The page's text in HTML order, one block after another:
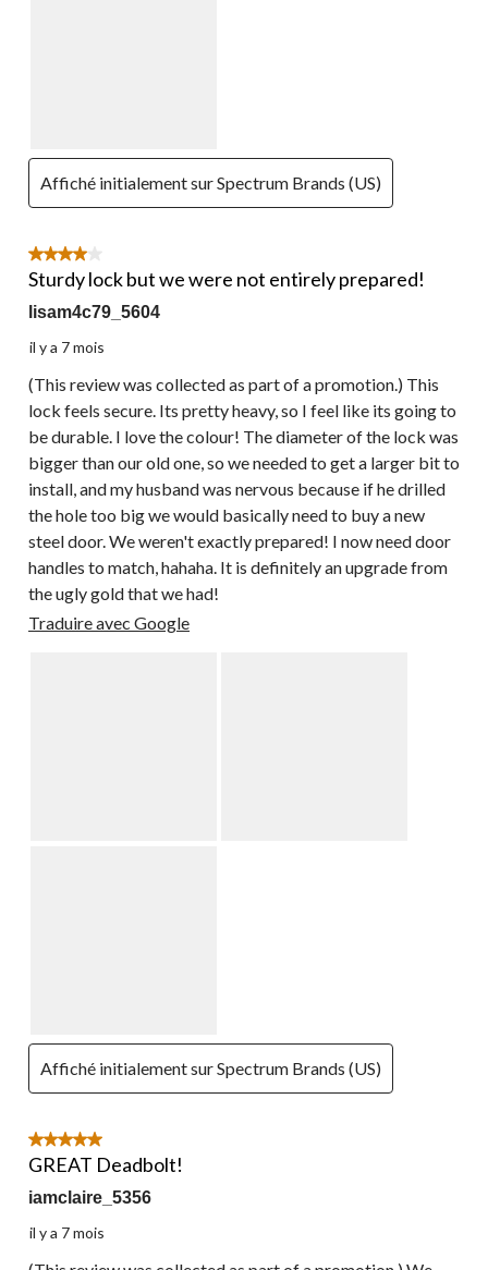
Affiché initialement sur Spectrum Brands (US)
4 étoile(s) sur 5.
Sturdy lock but we were not entirely prepared!
lisam4c79_5604
il y a 7 mois
(This review was collected as part of a promotion.) This
lock feels secure. Its pretty heavy, so I feel like its going to
be durable. I love the colour! The diameter of the lock was
bigger than our old one, so we needed to get a larger bit to
install, and my husband was nervous because if he drilled
the hole too big we would basically need to buy a new
steel door. We weren't exactly prepared! I now need door
handles to match, hahaha. It is definitely an upgrade from
the ugly gold that we had!
Traduire avec Google
Affiché initialement sur Spectrum Brands (US)
5 étoile(s) sur 5.
GREAT Deadbolt!
iamclaire_5356
il y a 7 mois